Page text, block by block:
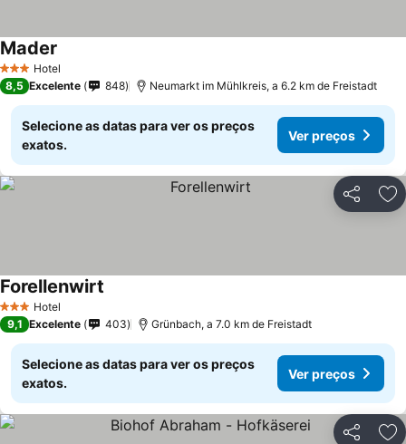
3 EstrelasHotel
Mader
8,5 Excelente 848 Neumarkt im Mühlkreis, a 6.2 km de Freistadt
Selecione as datas para ver os preços
exatos.
Ver preços
Partilhar
3 EstrelasHotel
Forellenwirt
9,1 Excelente 403 Grünbach, a 7.0 km de Freistadt
Selecione as datas para ver os preços
exatos.
Ver preços
Partilhar